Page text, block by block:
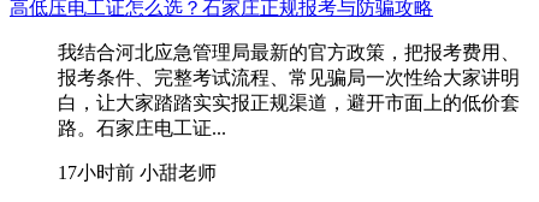
高低压电工证怎么选？石家庄正规报考与防骗攻略
我结合河北应急管理局最新的官方政策，把报考费用、
报考条件、完整考试流程、常见骗局一次性给大家讲明
白，让大家踏踏实实报正规渠道，避开市面上的低价套
路。石家庄电工证...
17小时前 小甜老师